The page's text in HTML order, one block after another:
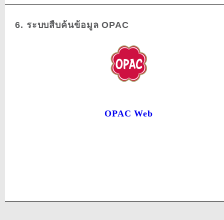
6. ระบบสืบค้นข้อมูล OPAC
OPAC Web